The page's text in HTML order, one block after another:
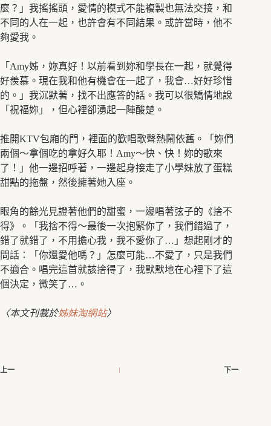
麼？」我搖搖頭，愛情的模式不能複製也無法交接，和
不同的人在一起，也許會有不同結果。或許當時，他不
夠愛我。
「Amy姊，妳真好！以前看到妳和學長在一起，就覺得
好羨慕。現在我和他有機會在一起了，我會…好好珍惜
的。」我沉默著，找不出應答的話。我可以很矯情地說
「祝福妳」，但心裡卻湧起一陣酸楚。
推開KTV包廂的門，裡面的歡唱歌聲熱鬧依舊。「妳們
兩個～拿個吃的拿好久耶！Amy～快、快！妳的歌來
了！」他一邊招呼著，一邊起身接走了小學妹放了蛋糕
甜點的拖盤，然後擁著她入座。
眼角的餘光見證著他們的甜蜜，一邊唱著弦子的《捨不
得》。「我捨不得～最後一次抱緊你了，我們錯過了，
錯了就錯了，不用擔心我，我不愛你了…」想起剛才的
問話：「你還愛他嗎？」怎麼可能…不愛了，只是我們
不適合。唱完這首就該捨得了，我默默地在心裡下了這
個決定，微笑了…。
〈本文刊載於姊妹淘網站〉
上一 下一